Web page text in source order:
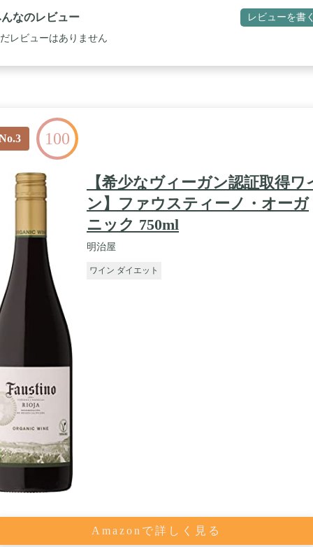
なのレビュー レビューを書
レビューはありません
100
【希少なヴィーガン認証取得ワ
ン】ファウスティーノ・オーガ
ニック 750ml
明治屋
ワイン ダイエット
Amazonで詳しく見る